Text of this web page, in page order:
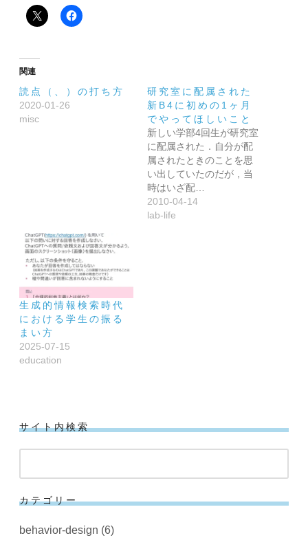
関連
読点（、）の打ち方
2020-01-26
misc
研究室に配属された
新B4に初めの1ヶ月
でやってほしいこと
新しい学部4回生が研究室
に配属された．自分が配
属されたときのことを思
い出していたのだが，当
時はいざ配…
2010-04-14
lab-life
生成的情報検索時代
における学生の振る
まい方
2025-07-15
education
サイト内検索
カテゴリー
behavior-design (6)